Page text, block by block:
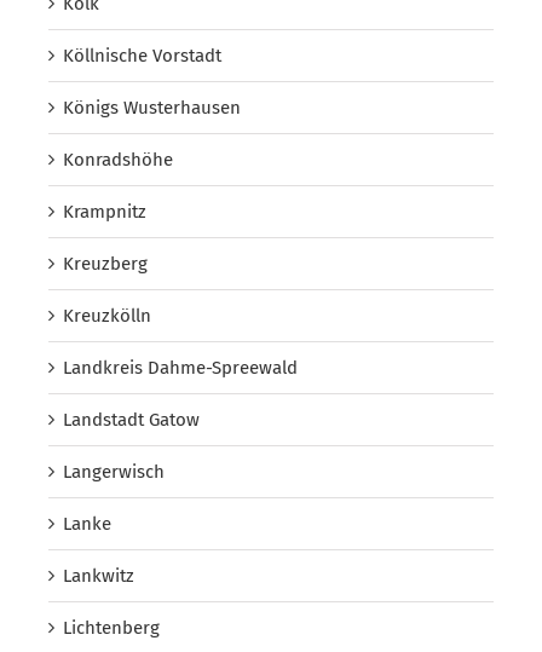
Köllnische Vorstadt
Königs Wusterhausen
Konradshöhe
Krampnitz
Kreuzberg
Kreuzkölln
Landkreis Dahme-Spreewald
Landstadt Gatow
Langerwisch
Lanke
Lankwitz
Lichtenberg